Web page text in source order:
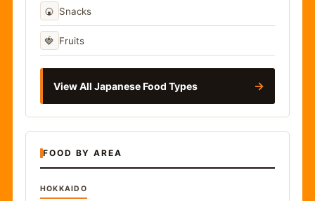
🍘 Snacks
🍓 Fruits
View All Japanese Food Types →
FOOD BY AREA
HOKKAIDO